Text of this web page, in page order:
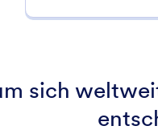
sich